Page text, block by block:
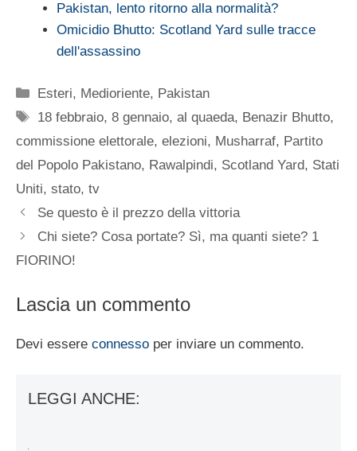
Pakistan, lento ritorno alla normalità?
Omicidio Bhutto: Scotland Yard sulle tracce
dell'assassino
Categorie
Esteri, Medioriente, Pakistan
Tag
18 febbraio,8 gennaio,al quaeda, Benazir Bhutto,
commissione elettorale, elezioni, Musharraf, Partito
del Popolo Pakistano, Rawalpindi, Scotland Yard, Stati
Uniti, stato, tv
Se questo è il prezzo della vittoria
Chi siete? Cosa portate? Sì, ma quanti siete? 1
FIORINO!
Lascia un commento
Devi essere connesso per inviare un commento.
LEGGI ANCHE: